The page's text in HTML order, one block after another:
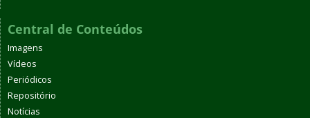
Central de Conteúdos
Imagens
Vídeos
Periódicos
Repositório
Notícias